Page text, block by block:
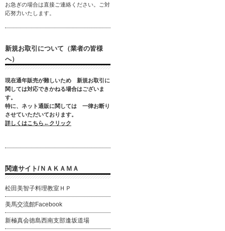
お急ぎの場合は直接ご連絡ください。ご対
応努力いたします。
新規お取引について（業者の皆様
へ）
現在通年販売が難しいため 新規お取引に
関しては対応できかねる場合はございま
す。
特に、ネット通販に関しては 一律お断り
させていただいております。
詳しくはこちら←クリック
関連サイト/ＮＡＫＡＭＡ
松田美智子料理教室ＨＰ
美馬交流館Facebook
新極真会徳島西南支部逢坂道場